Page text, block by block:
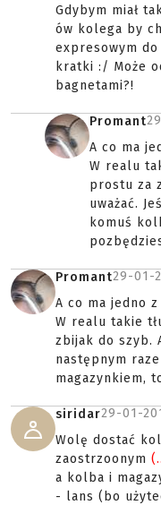
Gdybym miał
ów kolega by
expresowym do
kratki :/ Może
bagnetami?!
Promant
A co ma
W realu
prostu za
uważać.
komuś
Promant29-01-
A co ma jedno
W realu takie
zbijak do szyb.
następnym
magazynkiem,
siridar29-01-
Wolę dostać
zaostrzoonym
a kolba i
- lans (bo